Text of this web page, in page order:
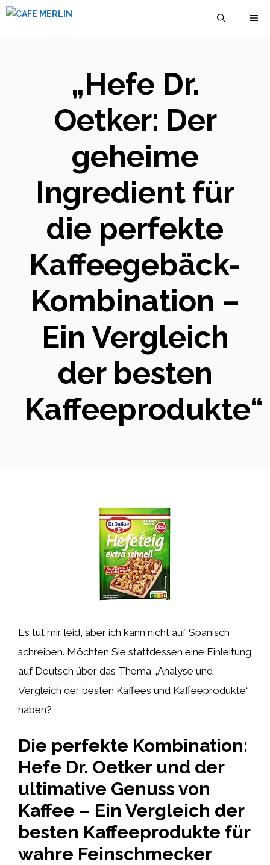
Zum
„Hefe Dr.
Oetker: Der
geheime
Ingredient für
die perfekte
Kaffeegebäck-
Kombination –
Ein Vergleich
der besten
Kaffeeprodukte“
Es tut mir leid, aber ich kann nicht auf Spanisch
schreiben. Möchten Sie stattdessen eine Einleitung
auf Deutsch über das Thema „Analyse und
Vergleich der besten Kaffees und Kaffeeprodukte“
haben?
Die perfekte Kombination:
Hefe Dr. Oetker und der
ultimative Genuss von
Kaffee – Ein Vergleich der
besten Kaffeeprodukte für
wahre Feinschmecker